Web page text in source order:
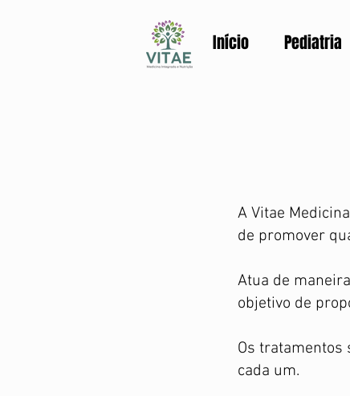
Início Pediatria
A Vitae
de promover
Atua de
objetivo de
Os tratamentos
cada um.